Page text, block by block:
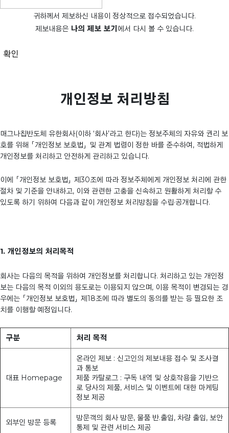
귀하께서 제보하신 내용이 정상적으로 접수되었습니다.
제보내용은 나의 제보 보기 에서 다시 볼 수 있습니다.
확인
개인정보 처리방침
매그나칩반도체 유한회사(이하 ‘회사’라고 한다)는 정보주체의 자유와 권리 보
호를 위해 「개인정보 보호법」 및 관계 법령이 정한 바를 준수하여, 적법하게
개인정보를 처리하고 안전하게 관리하고 있습니다.
이에 「개인정보 보호법」 제30조에 따라 정보주체에게 개인정보 처리에 관한
절차 및 기준을 안내하고, 이와 관련한 고충을 신속하고 원활하게 처리할 수
있도록 하기 위하여 다음과 같이 개인정보 처리방침을 수립·공개합니다.
1. 개인정보의 처리목적
회사는 다음의 목적을 위하여 개인정보를 처리합니다. 처리하고 있는 개인정
보는 다음의 목적 이외의 용도로는 이용되지 않으며, 이용 목적이 변경되는 경
우에는 「개인정보 보호법」 제18조에 따라 별도의 동의를 받는 등 필요한 조
치를 이행할 예정입니다.
구분 처리 목적
대표 Homepage
온라인 제보 : 신고인의 제보내용 접수 및 조사결
과 통보
제품 카탈로그 : 구독 내역 및 상호작용을 기반으
로 당사의 제품, 서비스 및 이벤트에 대한 마케팅
정보 제공
외부인 방문 등록
방문객의 회사 방문, 물품 반.출입, 차량 출입, 보안
통제 및 관련 서비스 제공